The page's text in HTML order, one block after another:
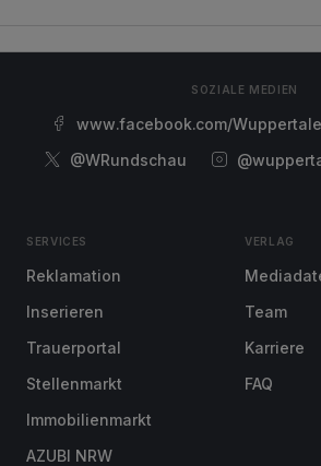
SOZIALE MEDIEN
www.facebook.com/
@WRundschau
SERVICES
Reklamation
Inserieren
Trauerportal
Stellenmarkt
Immobilienmarkt
AZUBI NRW
VERLAG
Team
Karriere
FAQ